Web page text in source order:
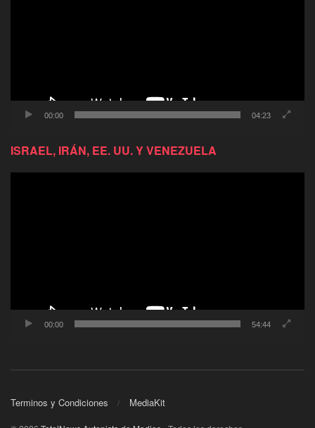
00:00 04:23
ISRAEL, IRÁN, EE. UU. Y VENEZUELA
00:00 54:44
Terminos y Condiciones MediaKit